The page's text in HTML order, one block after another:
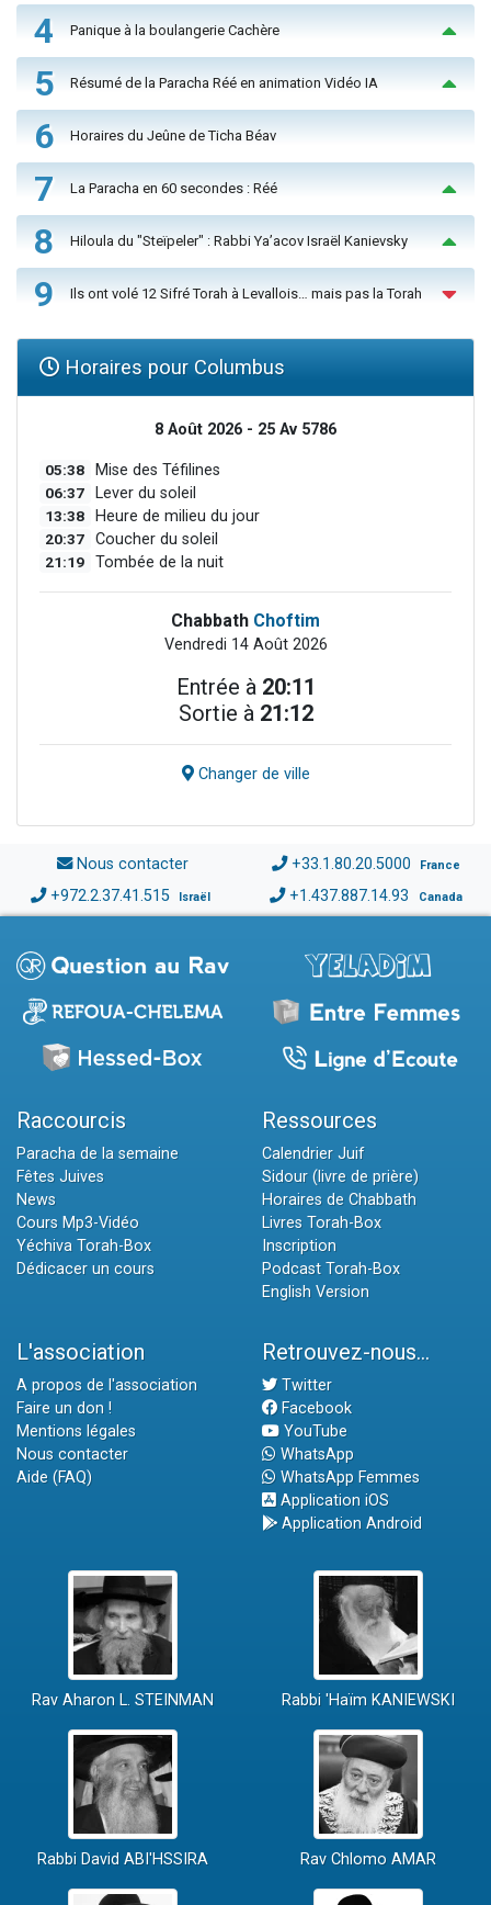
4 Panique à la boulangerie Cachère
5 Résumé de la Paracha Réé en animation Vidéo IA
6 Horaires du Jeûne de Ticha Béav
7 La Paracha en 60 secondes : Réé
8 Hiloula du "Steïpeler" : Rabbi Ya’acov Israël Kanievsky
9 Ils ont volé 12 Sifré Torah à Levallois… mais pas la Torah
Horaires pour Columbus
8 Août 2026 - 25 Av 5786
05:38 Mise des Téfilines
06:37 Lever du soleil
13:38 Heure de milieu du jour
20:37 Coucher du soleil
21:19 Tombée de la nuit
Chabbath Choftim
Vendredi 14 Août 2026
Entrée à 20:11
Sortie à 21:12
Changer de ville
Nous contacter +33.1.80.20.5000 France
+972.2.37.41.515 Israël +1.437.887.14.93 Canada
Raccourcis
Paracha de la semaine
Fêtes Juives
News
Cours Mp3-Vidéo
Yéchiva Torah-Box
Dédicacer un cours
Ressources
Calendrier Juif
Sidour (livre de prière)
Horaires de Chabbath
Livres Torah-Box
Inscription
Podcast Torah-Box
English Version
L'association
A propos de l'association
Faire un don !
Mentions légales
Nous contacter
Aide (FAQ)
Retrouvez-nous...
Twitter
Facebook
YouTube
WhatsApp
WhatsApp Femmes
Application iOS
Application Android
Rav Aharon L. STEINMAN Rabbi 'Haïm KANIEWSKI
Rabbi David ABI'HSSIRA Rav Chlomo AMAR